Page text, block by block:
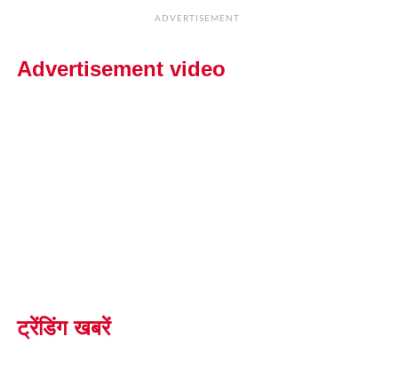
ADVERTISEMENT
Advertisement video
ट्रेंडिंग खबरें